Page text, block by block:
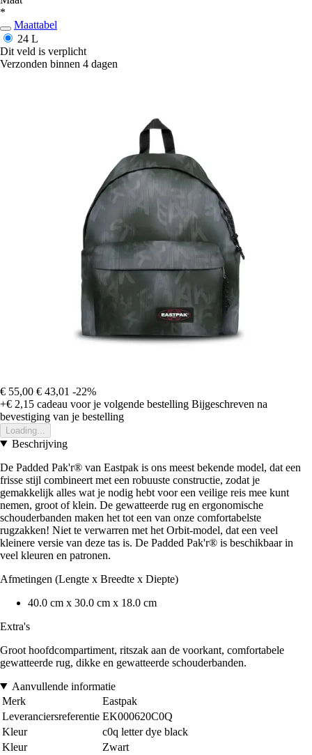
*
Maattabel
24 L
Dit veld is verplicht
Verzonden binnen 4 dagen
€ 55,00 € 43,01 -22%
+€ 2,15 cadeau voor je volgende bestelling Bijgeschreven na
bevestiging van je bestelling
Loading...
Beschrijving
De Padded Pak'r® van Eastpak is ons meest bekende model, dat een
frisse stijl combineert met een robuuste constructie, zodat je
gemakkelijk alles wat je nodig hebt voor een veilige reis mee kunt
nemen, groot of klein. De gewatteerde rug en ergonomische
schouderbanden maken het tot een van onze comfortabelste
rugzakken! Niet te verwarren met het Orbit-model, dat een veel
kleinere versie van deze tas is. De Padded Pak'r® is beschikbaar in
veel kleuren en patronen.
Afmetingen (Lengte x Breedte x Diepte)
40.0 cm x 30.0 cm x 18.0 cm
Extra's
Groot hoofdcompartiment, ritszak aan de voorkant, comfortabele
gewatteerde rug, dikke en gewatteerde schouderbanden.
Aanvullende informatie
Merk
Eastpak
Leveranciersreferentie EK000620C0Q
Kleur
c0q letter dye black
Kleur
Zwart